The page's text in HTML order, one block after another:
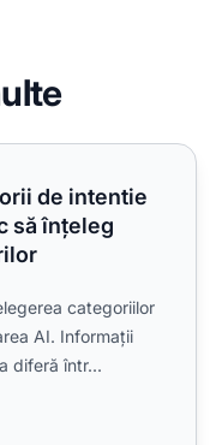
pentru cautarea
de intentie
să înțeleg
categoriilor
AI. Informații
diferă într...